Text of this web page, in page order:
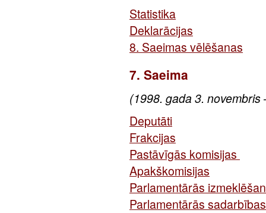
Statistika
Deklarācijas
8. Saeimas vēlēšanas
7. Saeima
(1998. gada 3.
Deputāti
Frakcijas
Pastāvīgās komisijas
Apakškomisijas
Parlamentārās
Parlamentārās